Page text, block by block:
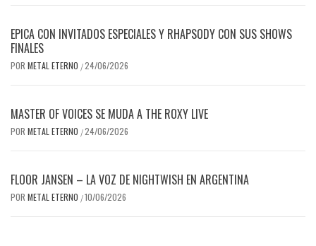
EPICA CON INVITADOS ESPECIALES Y RHAPSODY CON SUS SHOWS
FINALES
POR METAL ETERNO /24/06/2026
MASTER OF VOICES SE MUDA A THE ROXY LIVE
POR METAL ETERNO /24/06/2026
FLOOR JANSEN – LA VOZ DE NIGHTWISH EN ARGENTINA
POR METAL ETERNO /10/06/2026